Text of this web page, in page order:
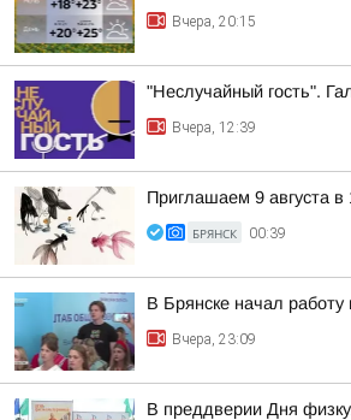
Вчера, 20:15
"Неслучайный гость".
Вчера, 12:39
Приглашаем 9 августа в
БРЯНСК 00:39
В Брянске начал
Вчера, 23:09
В преддверии Дня